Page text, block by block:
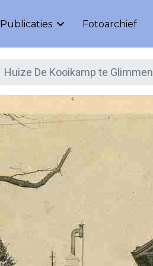
Publicaties Fotoarchief
Huize De Kooikamp te Glimmen